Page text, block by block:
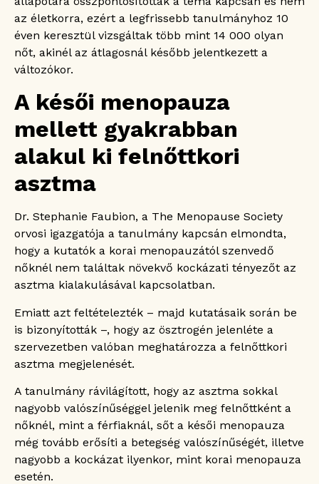
az életkorra, ezért a legfrissebb tanulmányhoz 10
éven keresztül vizsgáltak több mint 14 000 olyan
nőt, akinél az átlagosnál később jelentkezett a
változókor.
A késői menopauza
mellett gyakrabban
alakul ki felnőttkori
asztma
Dr. Stephanie Faubion, a The Menopause Society
orvosi igazgatója a tanulmány kapcsán elmondta,
hogy a kutatók a korai menopauzától szenvedő
nőknél nem találtak növekvő kockázati tényezőt az
asztma kialakulásával kapcsolatban.
Emiatt azt feltételezték – majd kutatásaik során be
is bizonyították –, hogy az ösztrogén jelenléte a
szervezetben valóban meghatározza a felnőttkori
asztma megjelenését.
A tanulmány rávilágított, hogy az asztma sokkal
nagyobb valószínűséggel jelenik meg felnőttként a
nőknél, mint a férfiaknál, sőt a késői menopauza
még tovább erősíti a betegség valószínűségét, illetve
nagyobb a kockázat ilyenkor, mint korai menopauza
esetén.